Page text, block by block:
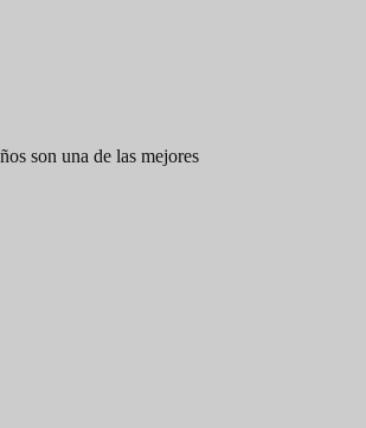
son una de las mejores